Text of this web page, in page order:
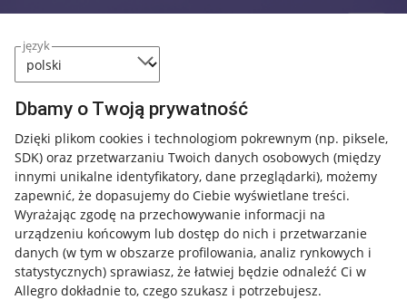
język
Dbamy o Twoją prywatność
Dzięki plikom cookies i technologiom pokrewnym (np. piksele,
SDK) oraz przetwarzaniu Twoich danych osobowych (między
innymi unikalne identyfikatory, dane przeglądarki), możemy
zapewnić, że dopasujemy do Ciebie wyświetlane treści.
Wyrażając zgodę na przechowywanie informacji na
urządzeniu końcowym lub dostęp do nich i przetwarzanie
danych (w tym w obszarze profilowania, analiz rynkowych i
statystycznych) sprawiasz, że łatwiej będzie odnaleźć Ci w
Allegro dokładnie to, czego szukasz i potrzebujesz.